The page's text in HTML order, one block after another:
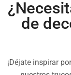
de
¡Déjate inspirar